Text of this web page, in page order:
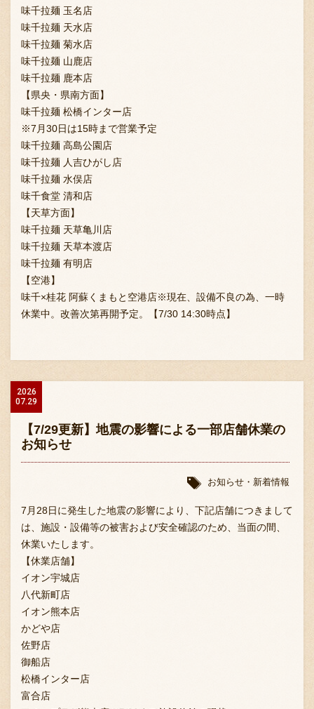
味千拉麺 玉名店
味千拉麺 天水店
味千拉麺 菊水店
味千拉麺 山鹿店
味千拉麺 鹿本店
【県央・県南方面】
味千拉麺 松橋インター店
※7月30日は15時まで営業予定
味千拉麺 高島公園店
味千拉麺 人吉ひがし店
味千拉麺 水俣店
味千食堂 清和店
【天草方面】
味千拉麺 天草亀川店
味千拉麺 天草本渡店
味千拉麺 有明店
【空港】
味千×桂花 阿蘇くまもと空港店※現在、設備不良の為、一時
休業中。改善次第再開予定。【7/30 14:30時点】
2026
07.29
【7/29更新】地震の影響による一部店舗休業の
お知らせ
お知らせ・新着情報
7月28日に発生した地震の影響により、下記店舗につきまして
は、施設・設備等の被害および安全確認のため、当面の間、
休業いたします。
【休業店舗】
イオン宇城店
八代新町店
イオン熊本店
かどや店
佐野店
御船店
松橋インター店
富合店